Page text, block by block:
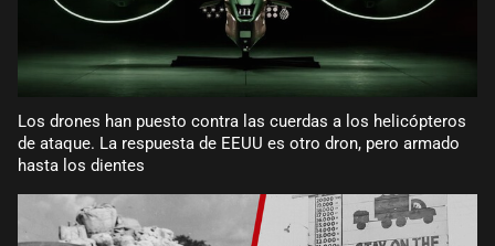
Los drones han puesto contra las cuerdas a los helicópteros
de ataque. La respuesta de EEUU es otro dron, pero armado
hasta los dientes